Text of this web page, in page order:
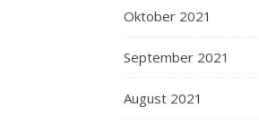
Oktober 2021
September 2021
August 2021